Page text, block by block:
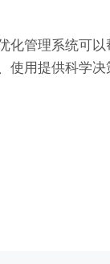
化管理系统可
用提供科学